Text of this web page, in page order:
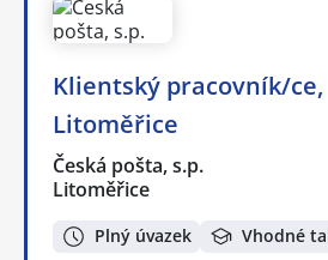
Klientský pracovník/ce,
Litoměřice
Česká pošta, s.p.
Litoměřice
Plný úvazek Vhodné